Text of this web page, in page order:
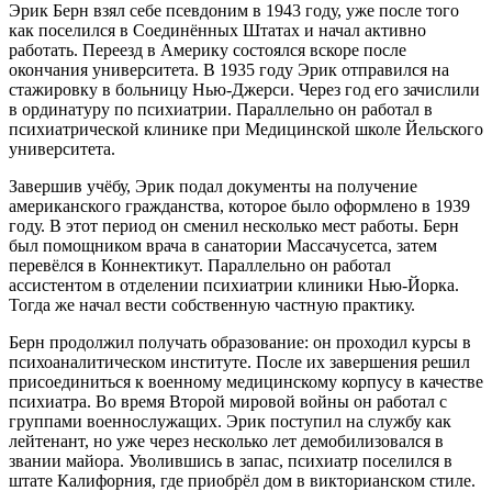
Эрик Берн взял себе псевдоним в 1943 году, уже после того
как поселился в Соединённых Штатах и начал активно
работать. Переезд в Америку состоялся вскоре после
окончания университета. В 1935 году Эрик отправился на
стажировку в больницу Нью-Джерси. Через год его зачислили
в ординатуру по психиатрии. Параллельно он работал в
психиатрической клинике при Медицинской школе Йельского
университета.
Завершив учёбу, Эрик подал документы на получение
американского гражданства, которое было оформлено в 1939
году. В этот период он сменил несколько мест работы. Берн
был помощником врача в санатории Массачусетса, затем
перевёлся в Коннектикут. Параллельно он работал
ассистентом в отделении психиатрии клиники Нью-Йорка.
Тогда же начал вести собственную частную практику.
Берн продолжил получать образование: он проходил курсы в
психоаналитическом институте. После их завершения решил
присоединиться к военному медицинскому корпусу в качестве
психиатра. Во время Второй мировой войны он работал с
группами военнослужащих. Эрик поступил на службу как
лейтенант, но уже через несколько лет демобилизовался в
звании майора. Уволившись в запас, психиатр поселился в
штате Калифорния, где приобрёл дом в викторианском стиле.